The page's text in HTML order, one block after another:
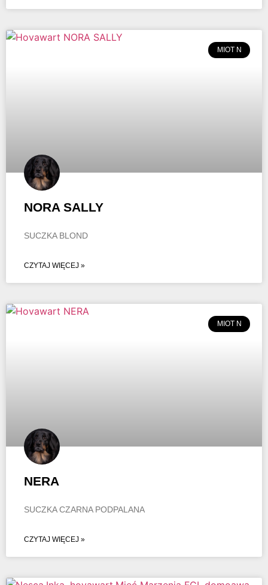
MIOT N
NORA SALLY
SUCZKA BLOND
CZYTAJ WIĘCEJ »
MIOT N
NERA
SUCZKA CZARNA PODPALANA
CZYTAJ WIĘCEJ »